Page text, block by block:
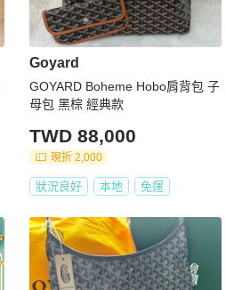
Goyard
GOYARD Boheme Hobo肩背包 子
母包 黑棕 經典款
TWD 88,000
現折 2,000
狀況良好 本地 免運